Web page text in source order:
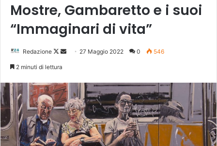
Mostre, Gambaretto e i suoi
“Immaginari di vita”
Redazione
Follow
Invia 27 Maggio 2022 0 546
2 minuti di lettura